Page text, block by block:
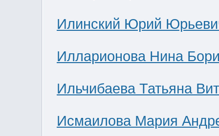
Илинский Юрий
Илларионова Нина
Ильчибаева Татьяна
Исмаилова Мария